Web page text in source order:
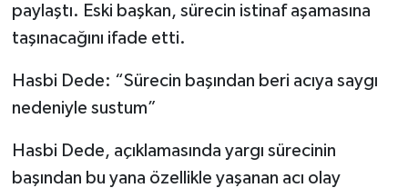
paylaştı. Eski başkan, sürecin istinaf aşamasına
taşınacağını ifade etti.
Hasbi Dede: “Sürecin başından beri acıya saygı
nedeniyle sustum”
Hasbi Dede, açıklamasında yargı sürecinin
başından bu yana özellikle yaşanan acı olay